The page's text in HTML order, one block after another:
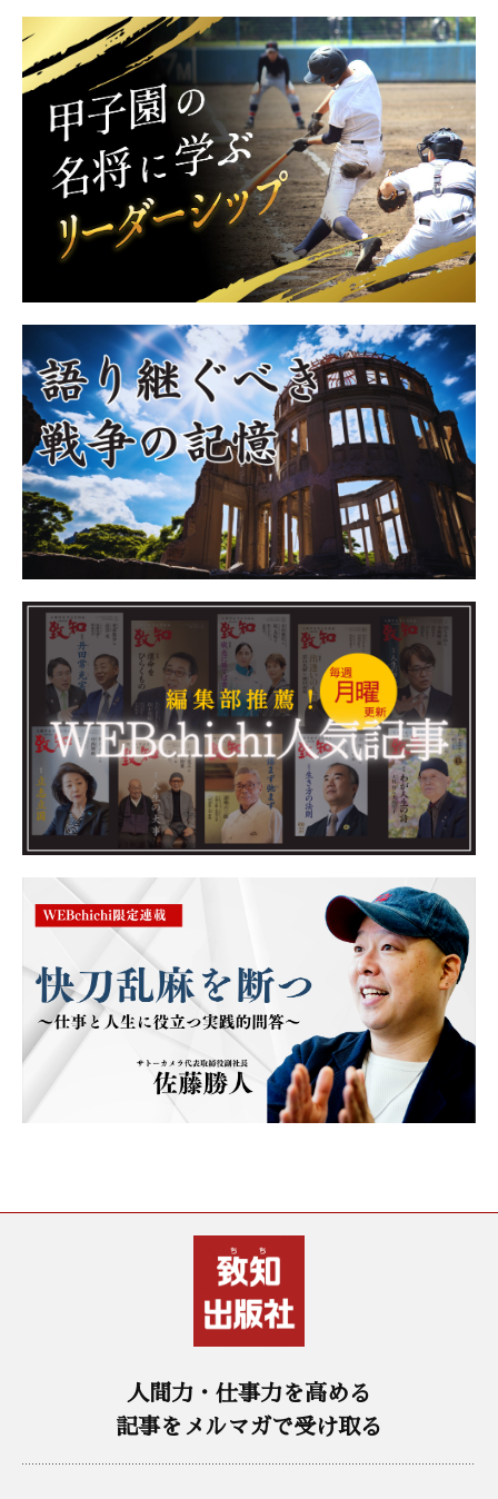
人間力・仕事力を高める
記事をメルマガで受け取る